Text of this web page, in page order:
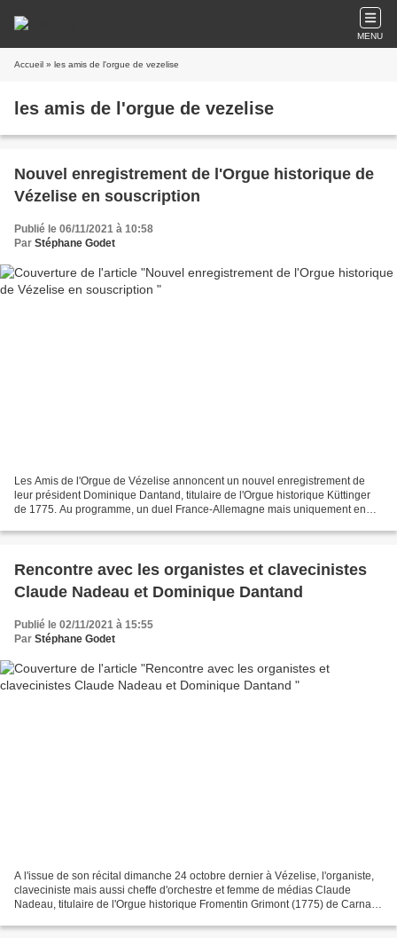
MENU
Accueil » les amis de l'orgue de vezelise
les amis de l'orgue de vezelise
Nouvel enregistrement de l'Orgue historique de
Vézelise en souscription
Publié le 06/11/2021 à 10:58
Par Stéphane Godet
Les Amis de l'Orgue de Vézelise annoncent un nouvel enregistrement de
leur président Dominique Dantand, titulaire de l'Orgue historique Küttinger
de 1775. Au programme, un duel France-Allemagne mais uniquement en
Rencontre avec les organistes et clavecinistes
Claude Nadeau et Dominique Dantand
Publié le 02/11/2021 à 15:55
Par Stéphane Godet
A l'issue de son récital dimanche 24 octobre dernier à Vézelise, l'organiste,
claveciniste mais aussi cheffe d'orchestre et femme de médias Claude
Nadeau, titulaire de l'Orgue historique Fromentin Grimont (1775) de Carnac